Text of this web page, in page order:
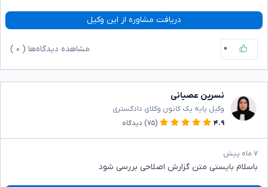
دریافت مشاوره از این وکیل
۰ مشاهده دیدگاه‌ها ( ۰
نسرین عصیانی
وکیل پایه یک کانون وکلای دادگستری
۴.۹
(۷۵) دیدگاه
۷ ماه پیش
باسلام بایستی متن گزارش اصلاحی بررسی شود